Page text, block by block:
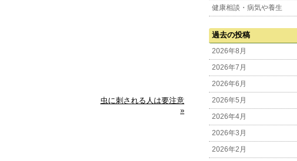
虫に刺される人は要注意
»
健康相談・病気や養生
過去の投稿
2026年8月
2026年7月
2026年6月
2026年5月
2026年4月
2026年3月
2026年2月